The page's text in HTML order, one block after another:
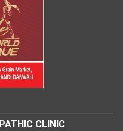
CLINIC